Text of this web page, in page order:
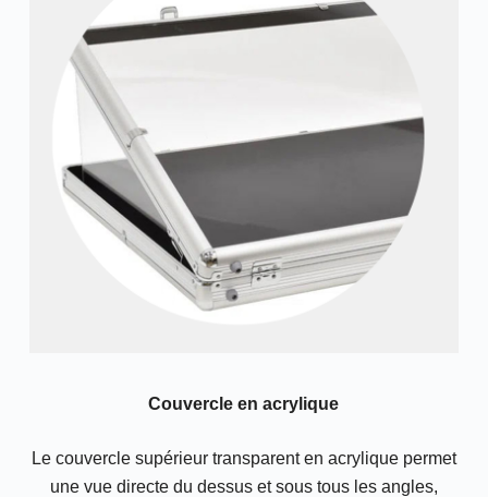
Couvercle en acrylique
Le couvercle supérieur transparent en acrylique permet
une vue directe du dessus et sous tous les angles,